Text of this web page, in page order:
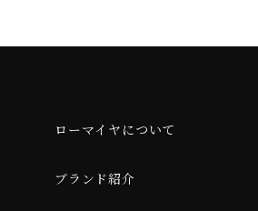
ローマイヤについて
ブランド紹介